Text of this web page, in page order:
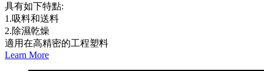
具有如下特點:
1.吸料和送料
2.除濕乾燥
適用在高精密的工程塑料
Learn More